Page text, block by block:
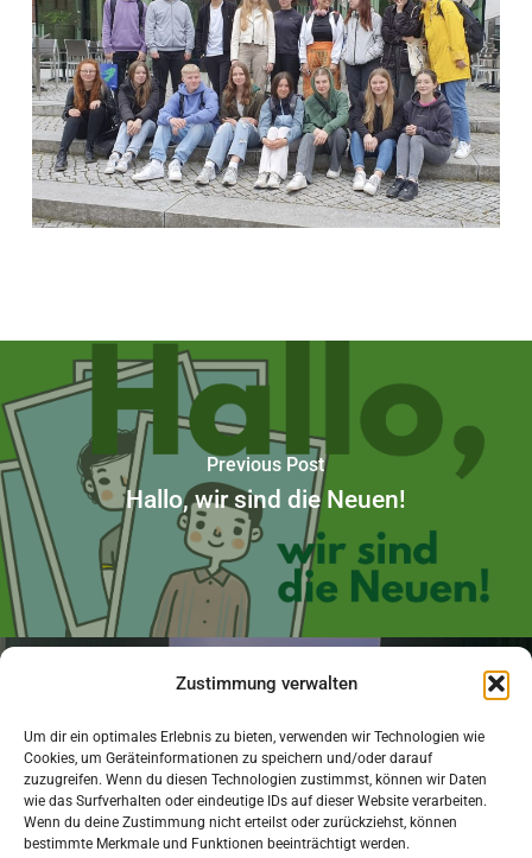
Zustimmung verwalten
Um dir ein optimales Erlebnis zu bieten, verwenden wir Technologien wie
Cookies, um Geräteinformationen zu speichern und/oder darauf
zuzugreifen. Wenn du diesen Technologien zustimmst, können wir Daten
wie das Surfverhalten oder eindeutige IDs auf dieser Website verarbeiten.
Wenn du deine Zustimmung nicht erteilst oder zurückziehst, können
bestimmte Merkmale und Funktionen beeinträchtigt werden.
Previous Post
Hallo, wir sind die Neuen!
Next Post
„Wie wir sind“ — Schultheatertage 2023